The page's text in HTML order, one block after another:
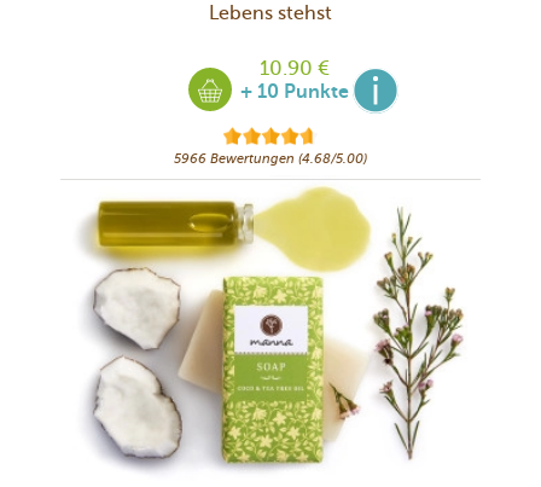
Lebens stehst
10.90 €
+ 10 Punkte
5966 Bewertungen (4.68/5.00)